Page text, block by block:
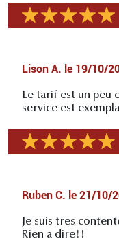
Lison A. le 19/10/
Le tarif est un peu
service est
Ruben C. le 21/10/
Je suis tres
Rien a dire!!